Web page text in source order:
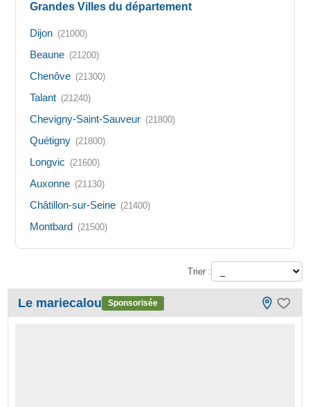
Grandes Villes du département
Dijon (21000)
Beaune (21200)
Chenôve (21300)
Talant (21240)
Chevigny-Saint-Sauveur (21800)
Quétigny (21800)
Longvic (21600)
Auxonne (21130)
Châtillon-sur-Seine (21400)
Montbard (21500)
Trier :
Le mariecalou Sponsorisée